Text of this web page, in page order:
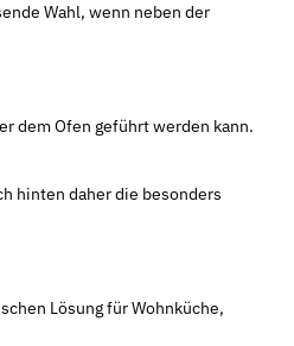
Wahl, wenn neben der
dem Ofen geführt werden kann.
hinten daher die besonders
Lösung für Wohnküche,